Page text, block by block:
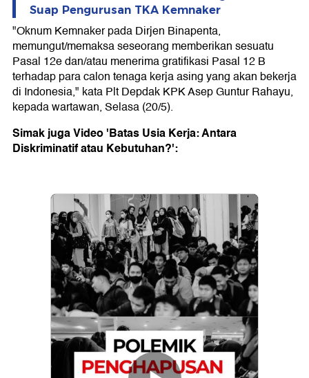
Suap Pengurusan TKA Kemnaker
"Oknum Kemnaker pada Dirjen Binapenta,
memungut/memaksa seseorang memberikan sesuatu
Pasal 12e dan/atau menerima gratifikasi Pasal 12 B
terhadap para calon tenaga kerja asing yang akan bekerja
di Indonesia," kata Plt Depdak KPK Asep Guntur Rahayu,
kepada wartawan, Selasa (20/5).
Simak juga Video 'Batas Usia Kerja: Antara
Diskriminatif atau Kebutuhan?':